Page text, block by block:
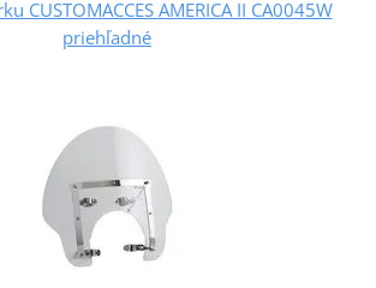
CUSTOMACCES AMERICA II CA0045W
priehľadné